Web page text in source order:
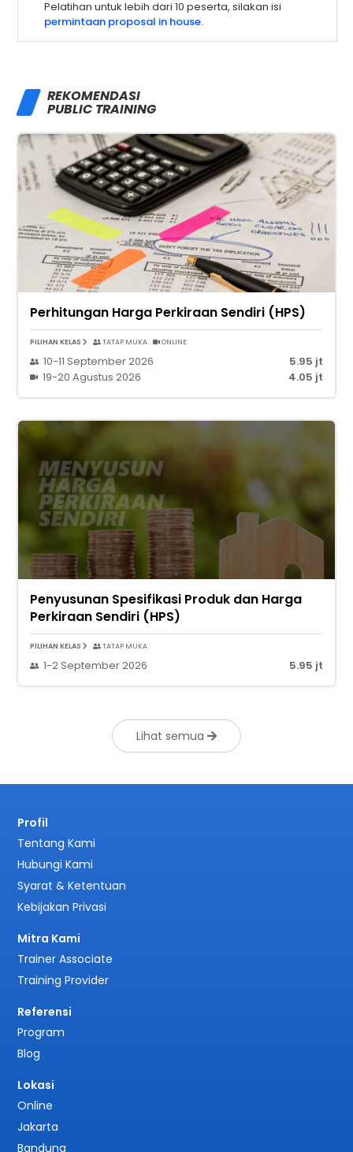
Pelatihan untuk lebih dari 10 peserta, silakan isi
permintaan proposal in house.
REKOMENDASI
PUBLIC TRAINING
Perhitungan Harga Perkiraan Sendiri (HPS)
PILIHAN KELAS TATAP MUKA ONLINE
10-11 September 2026
5.95 jt
19-20 Agustus 2026
4.05 jt
Penyusunan Spesifikasi Produk dan Harga
Perkiraan Sendiri (HPS)
PILIHAN KELAS TATAP MUKA
1-2 September 2026 5.95 jt
Lihat semua
Profil
Tentang Kami
Hubungi Kami
Syarat & Ketentuan
Kebijakan Privasi
Mitra Kami
Trainer Associate
Training Provider
Referensi
Program
Blog
Lokasi
Online
Jakarta
Bandung